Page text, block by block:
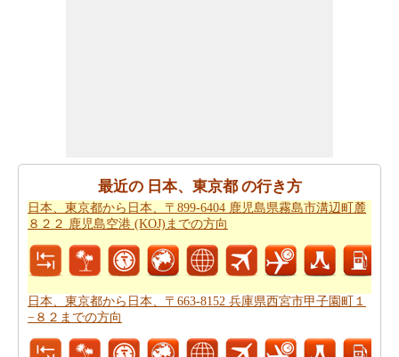
べての情報が必要ですか。日本、東京都から日本、埼玉
県本庄市までの旅行方法をチェックしてください。日
本、東京都から日本、埼玉県本庄市までの自分がより良
いあなたの旅行を計画するのに役立ちます。
道路で旅行するのは疲れましたか。日本、東京都から日
旅行する前に日本、東京都から日本、埼玉県本庄市まで
最近の 日本、東京都 の行き方
日本、東京都から日本、〒899-6404 鹿児島県霧島市溝辺町麓
８２２ 鹿児島空港 (KOJ)までの方向
日本、東京都から日本、〒663-8152 兵庫県西宮市甲子園町１
−８２までの方向